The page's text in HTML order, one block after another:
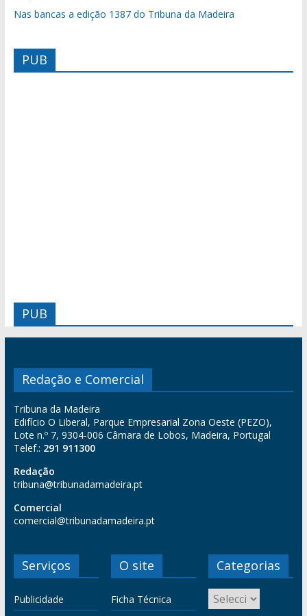
Nas bancas a edição 1387 do Tribuna da Madeira
PUB
PUB
Redação e Comercial
Tribuna da Madeira
Edifício O Liberal, Parque Empresarial Zona Oeste (PEZO),
Lote n.º 7, 9304-006 Câmara de Lobos, Madeira, Portugal
Telef.: 291 911300
Redação
tribuna@tribunadamadeira.pt
Comercial
comercial@tribunadamadeira.pt
Serviços
Publicidade
O site
Ficha Técnica
Categorias